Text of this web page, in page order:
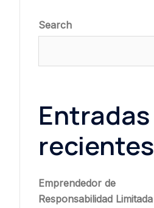
Search
Entradas
recientes
Emprendedor de
Responsabilidad Limitada